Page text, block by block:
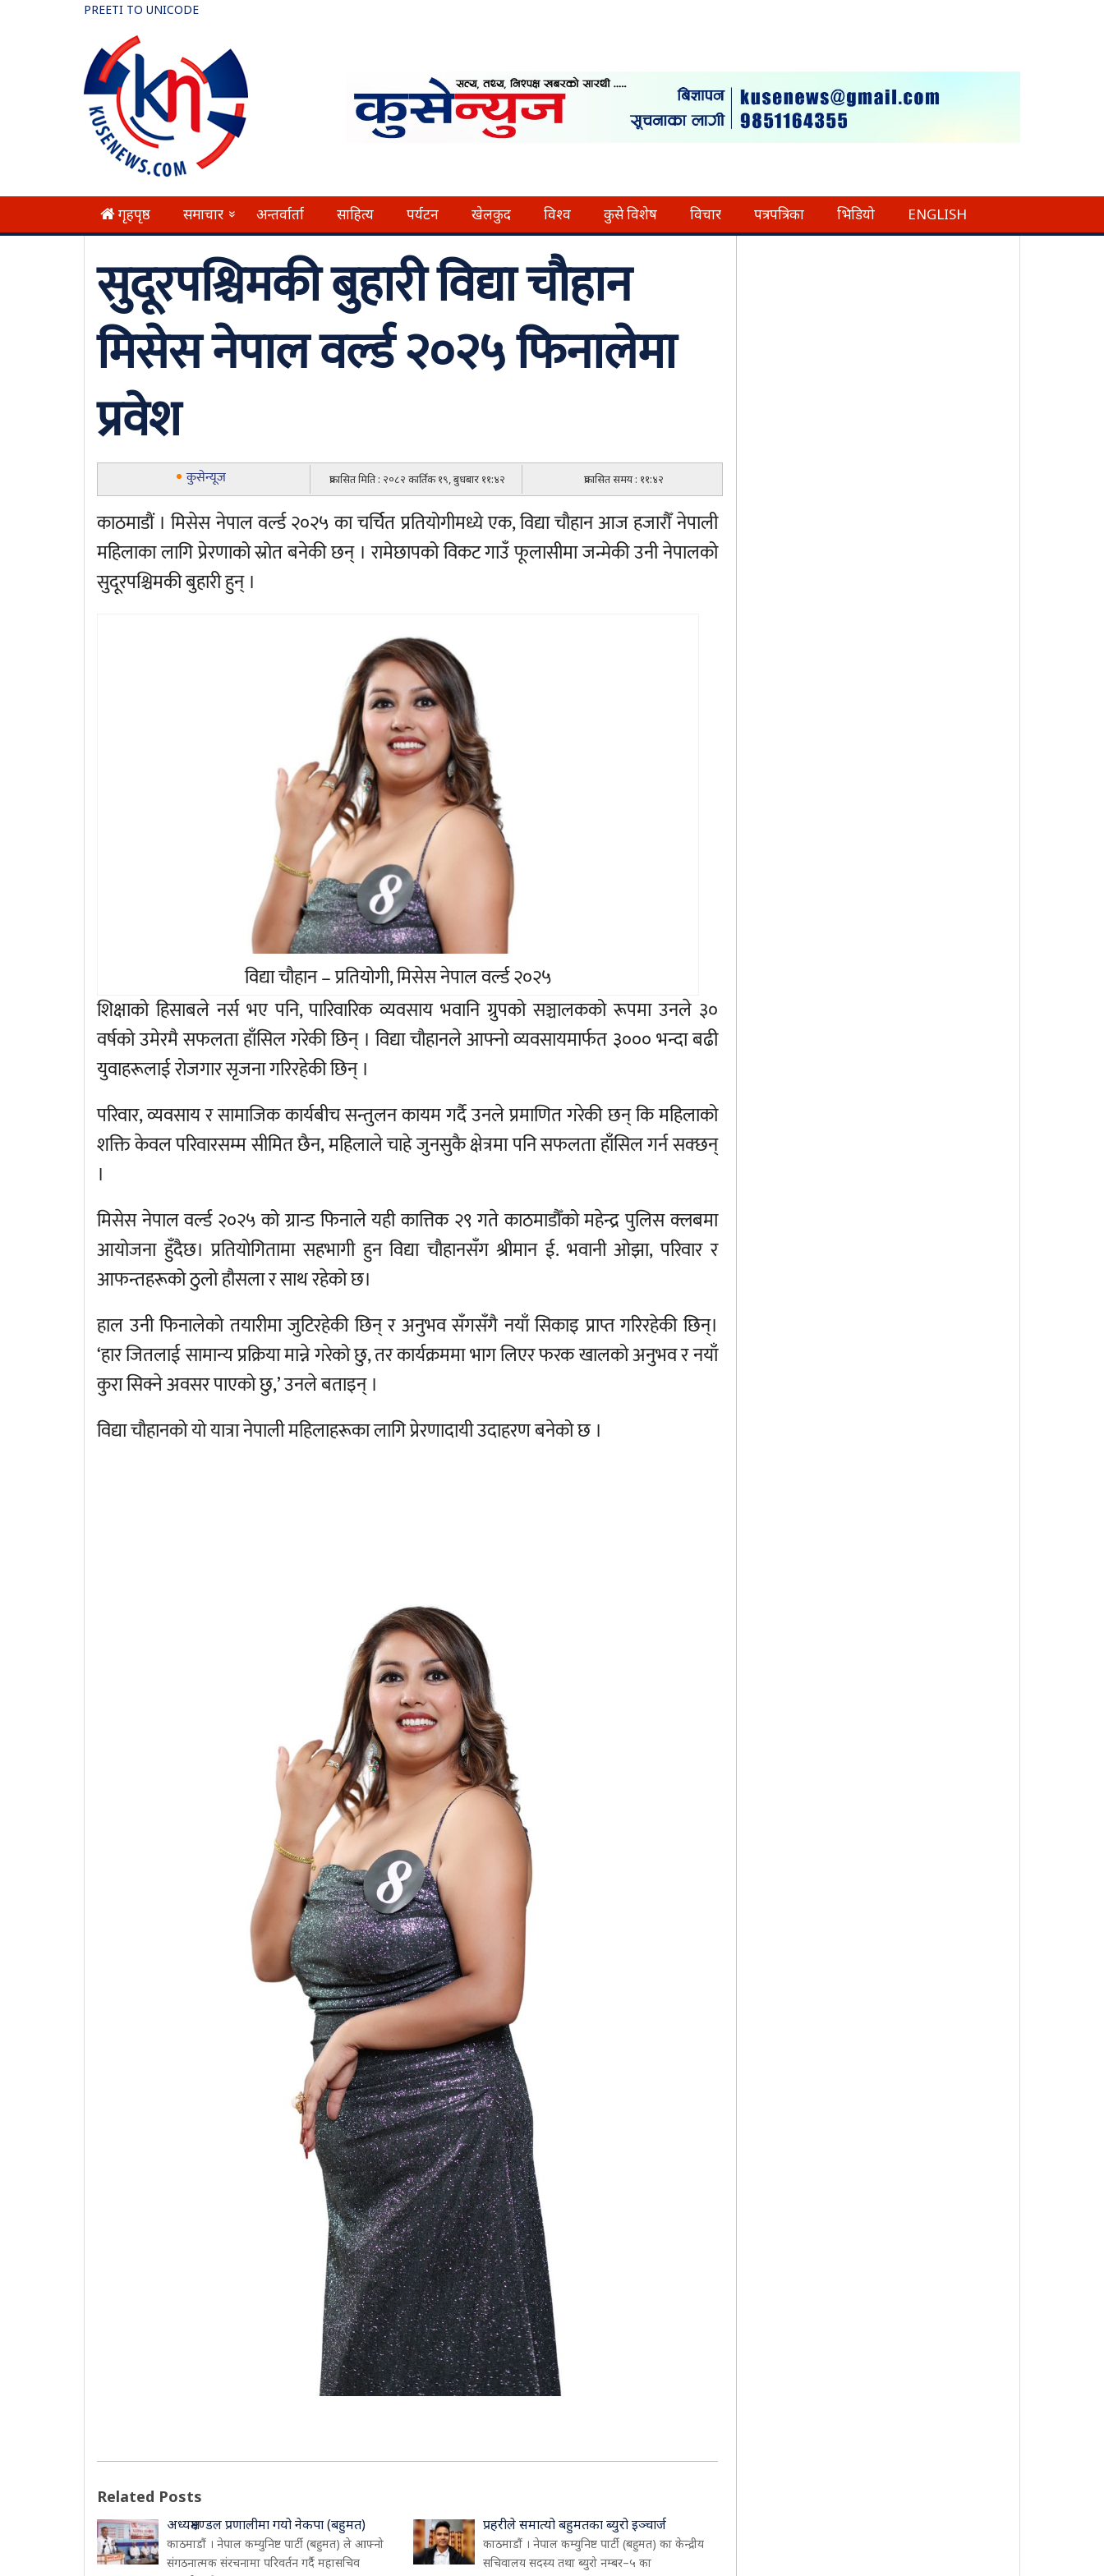
PREETI TO UNICODE
गृहपृष्ठ समाचार » अन्तर्वार्ता साहित्य पर्यटन खेलकुद विश्व कुसे विशेष विचार पत्रपत्रिका भिडियो ENGLISH
सुदूरपश्चिमकी बुहारी विद्या चौहान
मिसेस नेपाल वर्ल्ड २०२५ फिनालेमा
प्रवेश
कुसेन्यूज प्रकासित मिति : २०८२ कार्तिक १९, बुधबार ११:४२ प्रकासित समय : ११:४२
काठमाडौं । मिसेस नेपाल वर्ल्ड २०२५ का चर्चित प्रतियोगीमध्ये एक, विद्या चौहान आज हजारौँ नेपाली
महिलाका लागि प्रेरणाको स्रोत बनेकी छन् । रामेछापको विकट गाउँ फूलासीमा जन्मेकी उनी नेपालको
सुदूरपश्चिमकी बुहारी हुन् ।
विद्या चौहान – प्रतियोगी, मिसेस नेपाल वर्ल्ड २०२५
शिक्षाको हिसाबले नर्स भए पनि, पारिवारिक व्यवसाय भवानि ग्रुपको सञ्चालकको रूपमा उनले ३०
वर्षको उमेरमै सफलता हाँसिल गरेकी छिन् । विद्या चौहानले आफ्नो व्यवसायमार्फत ३००० भन्दा बढी
युवाहरूलाई रोजगार सृजना गरिरहेकी छिन् ।
परिवार, व्यवसाय र सामाजिक कार्यबीच सन्तुलन कायम गर्दै उनले प्रमाणित गरेकी छन् कि महिलाको
शक्ति केवल परिवारसम्म सीमित छैन, महिलाले चाहे जुनसुकै क्षेत्रमा पनि सफलता हाँसिल गर्न सक्छन्
।
मिसेस नेपाल वर्ल्ड २०२५ को ग्रान्ड फिनाले यही कात्तिक २९ गते काठमाडौँको महेन्द्र पुलिस क्लबमा
आयोजना हुँदैछ। प्रतियोगितामा सहभागी हुन विद्या चौहानसँग श्रीमान ई. भवानी ओझा, परिवार र
आफन्तहरूको ठुलो हौसला र साथ रहेको छ।
हाल उनी फिनालेको तयारीमा जुटिरहेकी छिन् र अनुभव सँगसँगै नयाँ सिकाइ प्राप्त गरिरहेकी छिन्।
‘हार जितलाई सामान्य प्रक्रिया मान्ने गरेको छु, तर कार्यक्रममा भाग लिएर फरक खालको अनुभव र नयाँ
कुरा सिक्ने अवसर पाएको छु,’ उनले बताइन् ।
विद्या चौहानको यो यात्रा नेपाली महिलाहरूका लागि प्रेरणादायी उदाहरण बनेको छ ।
Related Posts
अध्यक्षमण्डल प्रणालीमा गयो नेकपा (बहुमत)
काठमाडौं । नेपाल कम्युनिष्ट पार्टी (बहुमत) ले आफ्नो
संगठनात्मक संरचनामा परिवर्तन गर्दै महासचिव
प्रहरीले समात्यो बहुमतका ब्युरो इञ्चार्ज
काठमाडौं । नेपाल कम्युनिष्ट पार्टी (बहुमत) का केन्द्रीय
सचिवालय सदस्य तथा ब्युरो नम्बर–५ का